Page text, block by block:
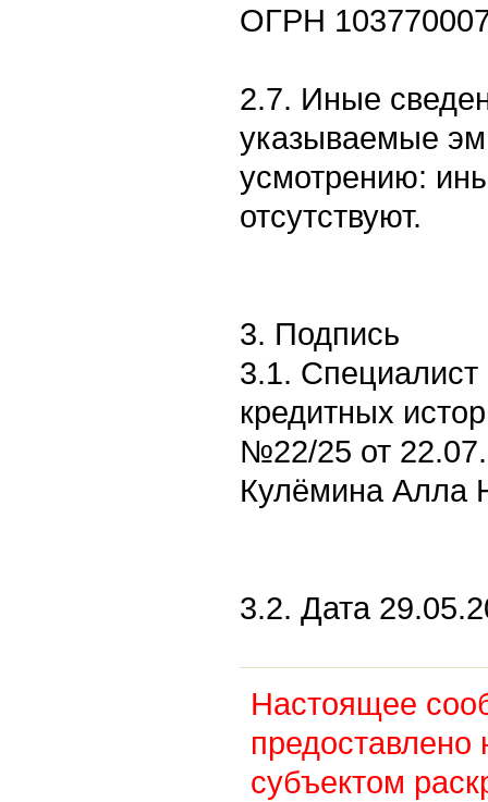
ОГРН
2.7. Иные
указываемые
усмотрению:
отсутствуют.
3. Подпись
3.1.
кредитных
№22/25 от
Кулёмина Алла
3.2. Дата
Настоящее
предоставлено
субъектом